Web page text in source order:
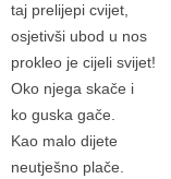
taj prelijepi cvijet,
osjetivši ubod u nos
prokleo je cijeli svijet!
Oko njega skače i
ko guska gače.
Kao malo dijete
neutješno plače.